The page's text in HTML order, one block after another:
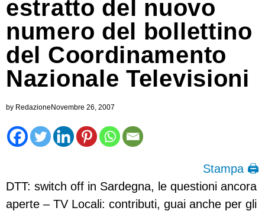
estratto del nuovo
numero del bollettino
del Coordinamento
Nazionale Televisioni
by Redazione Novembre 26, 2007
Stampa 🖨
DTT: switch off in Sardegna, le questioni ancora
aperte – TV Locali: contributi, guai anche per gli